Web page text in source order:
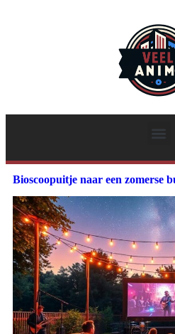
Bioscoopuitje naar een zomerse